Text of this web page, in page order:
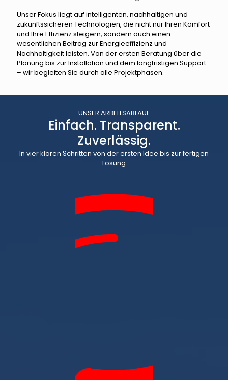
Unser Fokus liegt auf intelligenten, nachhaltigen und
zukunftssicheren Technologien, die nicht nur Ihren Komfort
und Ihre Effizienz steigern, sondern auch einen
wesentlichen Beitrag zur Energieeffizienz und
Nachhaltigkeit leisten. Von der ersten Beratung über die
Planung bis zur Installation und dem langfristigen Support
– wir begleiten Sie durch alle Projektphasen.
UNSER ARBEITSABLAUF
Einfach. Transparent.
Zuverlässig.
In vier klaren Schritten von der ersten Idee bis zur fertigen
Lösung